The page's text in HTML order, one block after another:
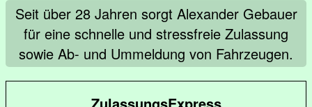
Seit über 28 Jahren sorgt Alexander Gebauer
für eine schnelle und stressfreie Zulassung
sowie Ab- und Ummeldung von Fahrzeugen.